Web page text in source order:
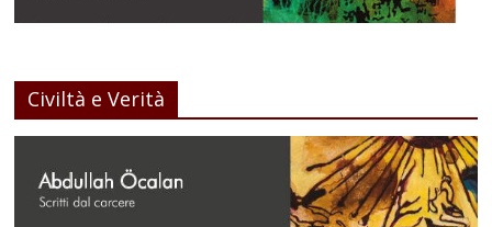
Civiltà e Verità